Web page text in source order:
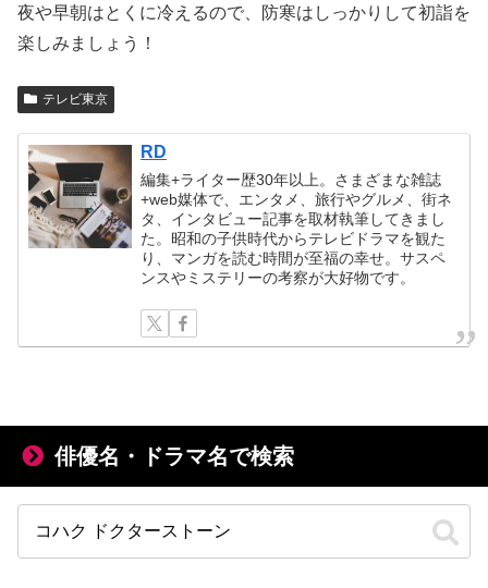
夜や早朝はとくに冷えるので、防寒はしっかりして初詣を
楽しみましょう！
テレビ東京
RD
編集+ライター歴30年以上。さまざまな雑誌
+web媒体で、エンタメ、旅行やグルメ、街ネ
タ、インタビュー記事を取材執筆してきまし
た。昭和の子供時代からテレビドラマを観た
り、マンガを読む時間が至福の幸せ。サスペ
ンスやミステリーの考察が大好物です。
俳優名・ドラマ名で検索